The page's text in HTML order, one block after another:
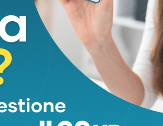
della Toscana. E non solo per
e liberare quante più strade
civile regionale e nazionale
il passare del tempo.
da Lombardia, Calabria e Val
300 operatori di Protezione civile e